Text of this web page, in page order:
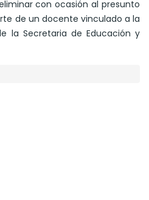
con ocasión al presunto
de un docente vinculado a la
la Secretaria de Educación y